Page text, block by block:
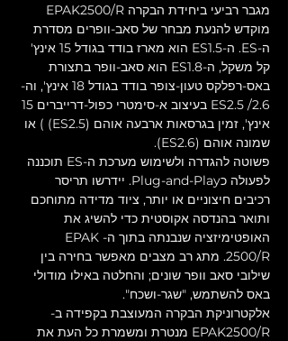
מוקדש להנעת מבחר של סאב-וופרים מסדרת
ה-ES. ה-ES1.5 הוא מארז בודד בגודל 15 אינץ'
קל משקל, ה-ES1.8 הוא סאב-וופר בתצורת
באס-רפלקס טעון-צופר בודד בגודל 18 אינץ', וה-
אינץ', זמין בגרסאות ארבעה אוהם (ES2.5) ) או
שמונה אוהם (ES2.6).
פשוטה להגדרה ולשימוש מערכת ה-ES תוכננה
לפעולה כPlug-and-Play. יידרשו תריסר
רכיבים חיצוניים או יותר, ציוד מדידה מתוחכם
ותואר בהנדסה אקוסטית כדי להשיג את
האופטימיזציה שנבנתה בתוך ה-EPAK
2500/R. מתג רב מצבים מאפשר בחירה בין
שילובי סאב וופר שונים; והחלטה באילו מודולי
באס להשתמש, "שגר-ושכח".
אלקטרוניקת הבקרה המעוצבת בקפידה ב-
EPAK2500/R מנטרת ומשמרת כל העת את